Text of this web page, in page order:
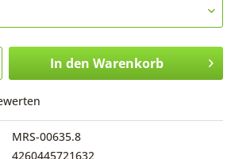
In den Warenkorb
MRS-00635.8
4260445721632